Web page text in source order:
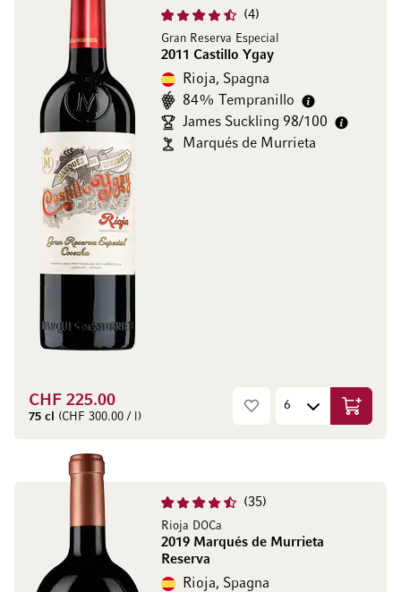
4
Gran Reserva Especial
2011 Castillo Ygay
Rioja, Spagna
84% Tempranillo
James Suckling 98/100
Marqués de Murrieta
CHF 225.00
75 cl (CHF 300.00 / l)
35
Rioja DOCa
2019 Marqués de Murrieta
Reserva
Rioja, Spagna